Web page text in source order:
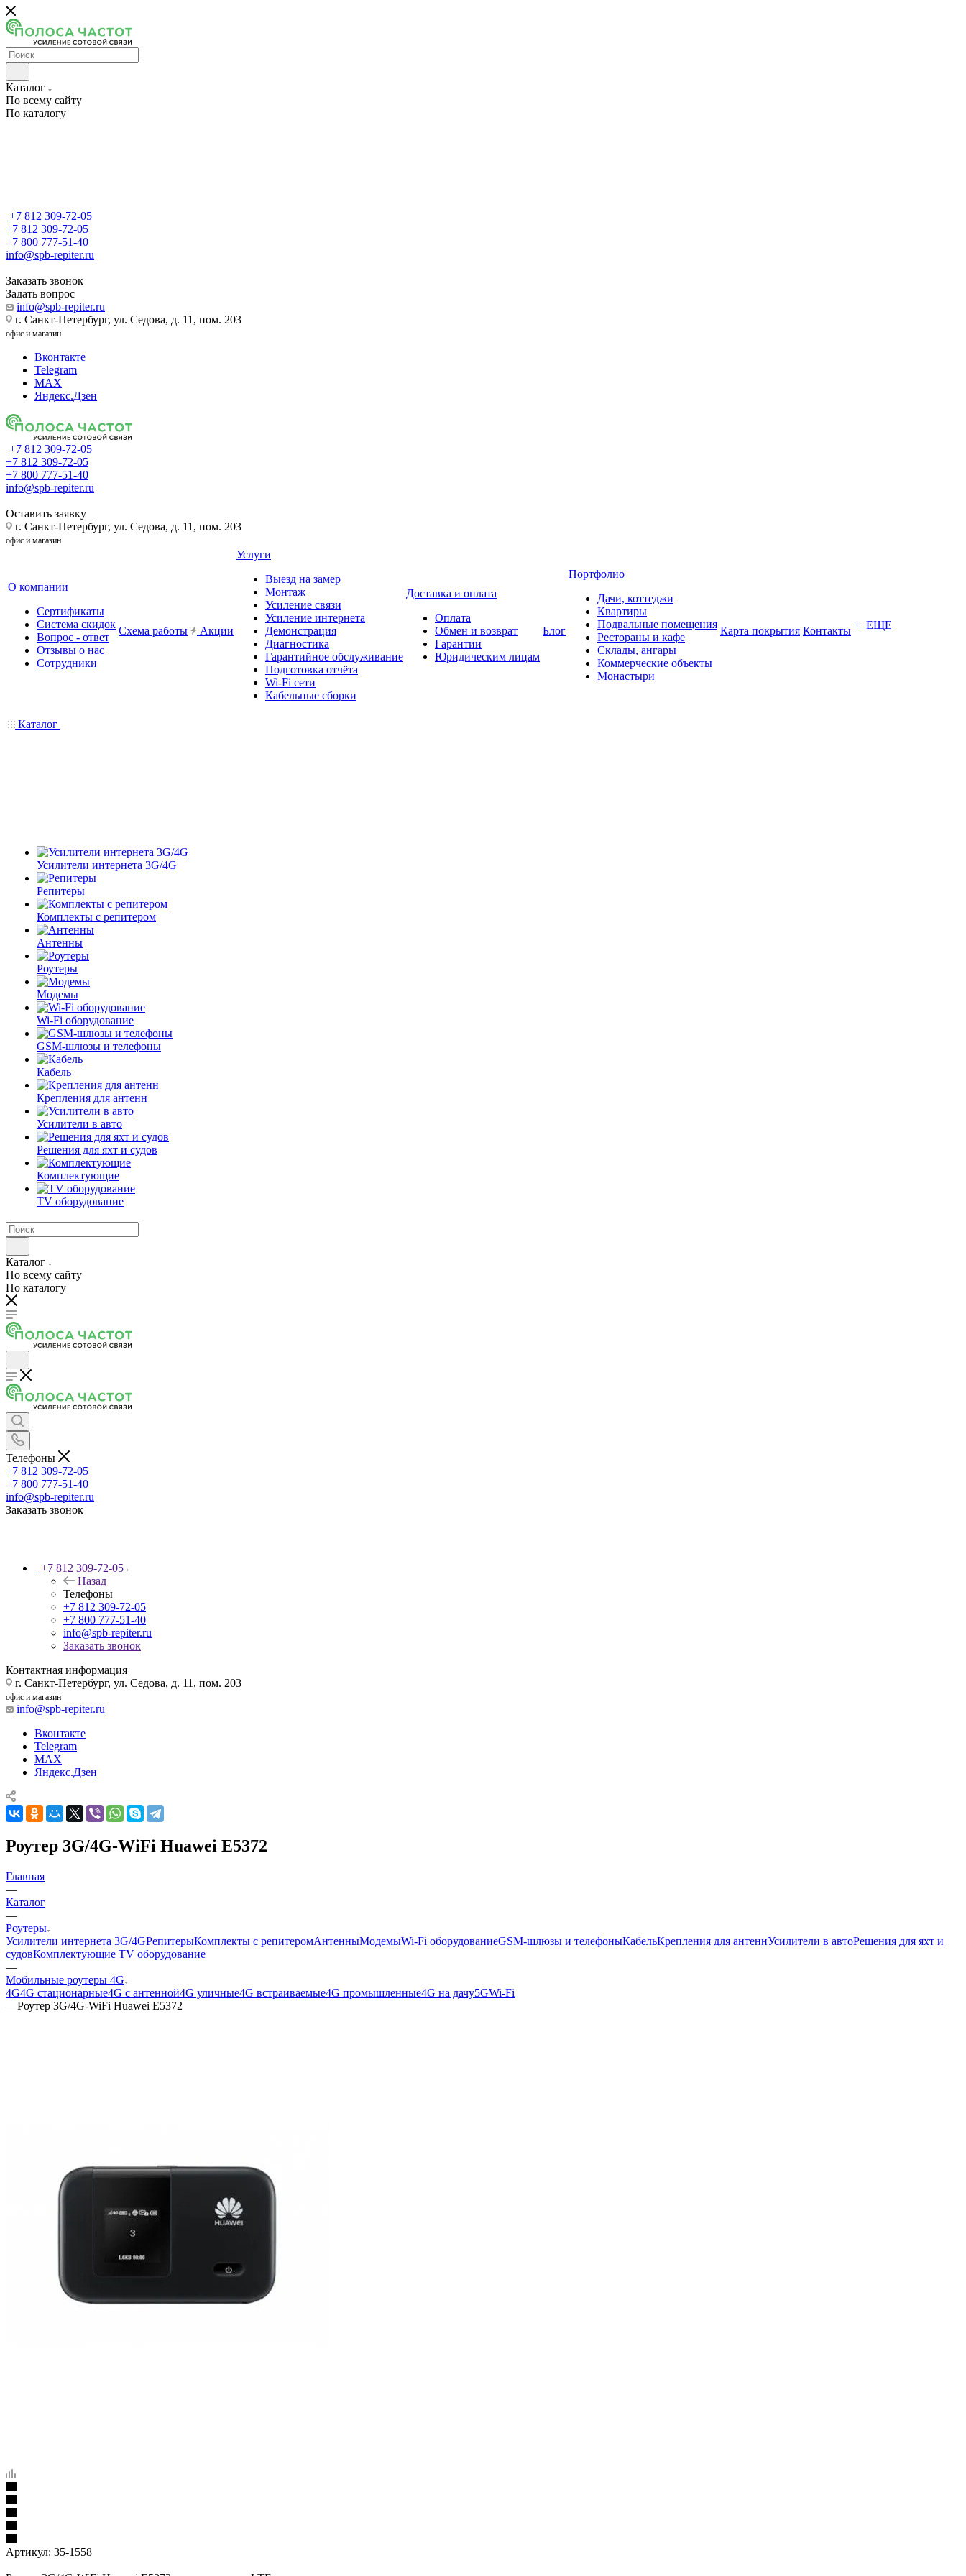
Каталог
По всему сайту
По каталогу
+7 812 309-72-05
+7 812 309-72-05
+7 800 777-51-40
info@spb-repiter.ru
Заказать звонок
Задать вопрос
info@spb-repiter.ru
г. Санкт-Петербург, ул. Седова, д. 11, пом. 203
офис и магазин
Вконтакте
Telegram
MAX
Яндекс.Дзен
+7 812 309-72-05
+7 812 309-72-05
+7 800 777-51-40
info@spb-repiter.ru
Оставить заявку
г. Санкт-Петербург, ул. Седова, д. 11, пом. 203
офис и магазин
О компании
Сертификаты
Система скидок
Вопрос - ответ
Отзывы о нас
Сотрудники
Схема работы Акции
Услуги
Выезд на замер
Монтаж
Усиление связи
Усиление интернета
Демонстрация
Диагностика
Гарантийное обслуживание
Подготовка отчёта
Wi-Fi сети
Кабельные сборки
Доставка и оплата
Оплата
Обмен и возврат
Гарантии
Юридическим лицам
Блог
Портфолио
Дачи, коттеджи
Квартиры
Подвальные помещения
Рестораны и кафе
Склады, ангары
Коммерческие объекты
Монастыри
Карта покрытия Контакты + ЕЩЕ
Каталог
Усилители интернета 3G/4G
Репитеры
Комплекты с репитером
Антенны
Роутеры
Модемы
Wi-Fi оборудование
GSM-шлюзы и телефоны
Кабель
Крепления для антенн
Усилители в авто
Решения для яхт и судов
Комплектующие
TV оборудование
Каталог
По всему сайту
По каталогу
Телефоны
+7 812 309-72-05
+7 800 777-51-40
info@spb-repiter.ru
Заказать звонок
+7 812 309-72-05
Назад
Телефоны
+7 812 309-72-05
+7 800 777-51-40
info@spb-repiter.ru
Заказать звонок
Контактная информация
г. Санкт-Петербург, ул. Седова, д. 11, пом. 203
офис и магазин
info@spb-repiter.ru
Вконтакте
Telegram
MAX
Яндекс.Дзен
Роутер 3G/4G-WiFi Huawei E5372
Главная
—
Каталог
—
Роутеры
Усилители интернета 3G/4GРепитерыКомплекты с репитеромАнтенныМодемыWi-Fi оборудованиеGSM-шлюзы и телефоныКабельКрепления для антеннУсилители в автоРешения для яхт и
судовКомплектующие TV оборудование
—
Мобильные роутеры 4G
4G4G стационарные4G с антенной4G уличные4G встраиваемые4G промышленные4G на дачу5GWi-Fi
—Роутер 3G/4G-WiFi Huawei E5372
Артикул: 35-1558